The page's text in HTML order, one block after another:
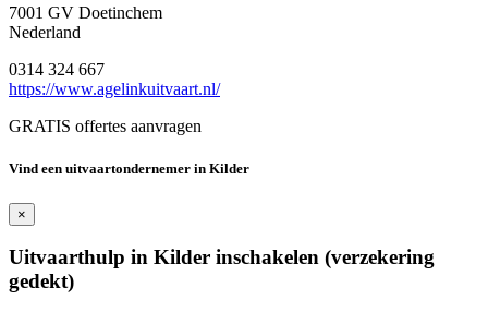
7001 GV Doetinchem
Nederland
0314 324 667
https://www.agelinkuitvaart.nl/
GRATIS offertes aanvragen
Vind een uitvaartondernemer in Kilder
×
Uitvaarthulp in Kilder inschakelen (verzekering
gedekt)